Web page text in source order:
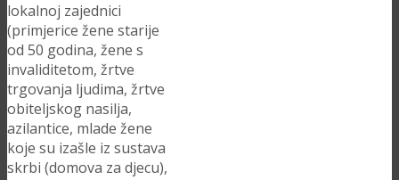
lokalnoj zajednici
(primjerice žene starije
od 50 godina, žene s
invaliditetom, žrtve
trgovanja ljudima, žrtve
obiteljskog nasilja,
azilantice, mlade žene
koje su izašle iz sustava
skrbi (domova za djecu),